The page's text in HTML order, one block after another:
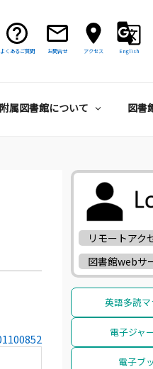
よくあるご質問 お問合せ アクセス English
附属図書館について 図書
リモートアク
図書館webサ
英語多読
電子ジャ
電子ブ